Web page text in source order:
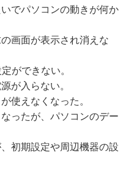
でパソコンの動きが何か
画面が表示され消えな
ができない。
が入らない。
使えなくなった。
ったが、パソコンのデー
初期設定や周辺機器の設